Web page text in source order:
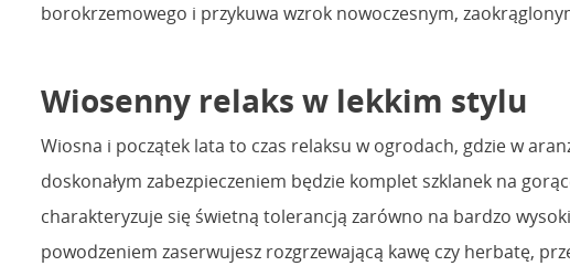
borokrzemowego i przykuwa wzrok nowoczesnym,
Wiosenny relaks w lekkim stylu
Wiosna i początek lata to czas relaksu w ogrodach, gdzie w
doskonałym zabezpieczeniem będzie komplet szklanek na
charakteryzuje się świetną tolerancją zarówno na bardzo
powodzeniem zaserwujesz rozgrzewającą kawę czy herbatę,